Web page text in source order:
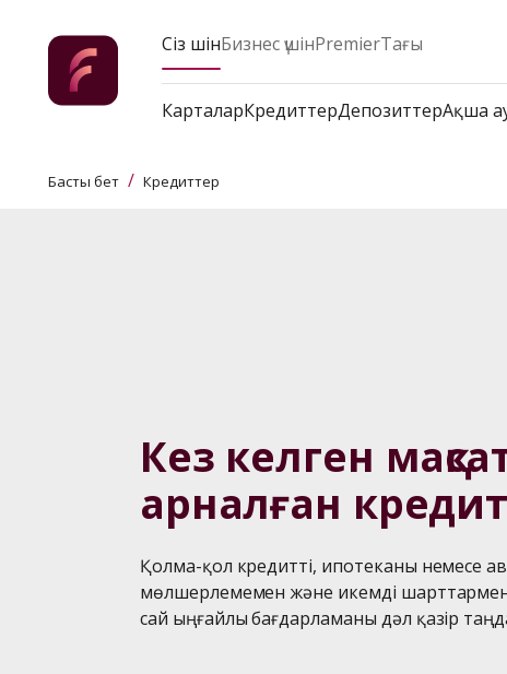
Сіз үшінБизнес үшінPremierТағы
КарталарКредиттерДепозиттерАқша
Басты бет / Кредиттер
Кез келген
арналған
Қолма-қол кредитті, ипотеканы немесе
мөлшерлемемен және икемді шарттармен
сай ыңғайлы бағдарламаны дәл қазір